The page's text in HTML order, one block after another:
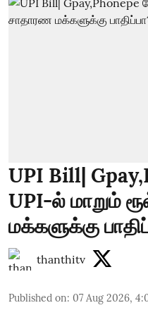
UPI Bill|
UPI-ல் மாறும்
மக்களுக்கு
thanthitv
Published on: 07 Aug 2026,